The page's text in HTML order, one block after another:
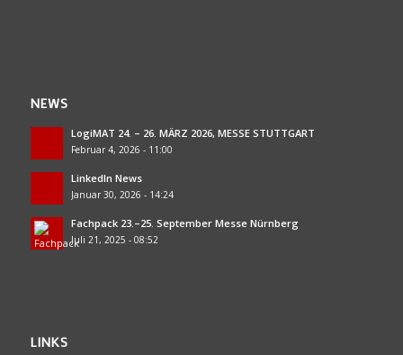
NEWS
LogiMAT 24. – 26. MÄRZ 2026, MESSE STUTTGART
Februar 4, 2026 - 11:00
LinkedIn News
Januar 30, 2026 - 14:24
Fachpack 23.–25. September Messe Nürnberg
Juli 21, 2025 - 08:52
LINKS